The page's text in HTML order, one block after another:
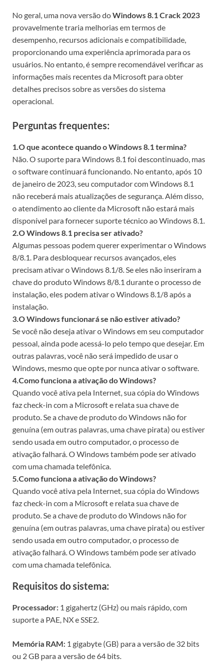
No geral, uma nova versão doWindows 8.1 Crack 2023
provavelmente traria melhorias em termos de
desempenho, recursos adicionais e compatibilidade,
proporcionando uma experiência aprimorada para os
usuários. No entanto, é sempre recomendável verificar as
informações mais recentes da Microsoft para obter
detalhes precisos sobre as versões do sistema
operacional.
Perguntas frequentes:
1.O que acontece quando o Windows 8.1 termina?
Não. O suporte para Windows 8.1 foi descontinuado, mas
o software continuará funcionando. No entanto, após 10
de janeiro de 2023, seu computador com Windows 8.1
não receberá mais atualizações de segurança. Além disso,
o atendimento ao cliente da Microsoft não estará mais
disponível para fornecer suporte técnico ao Windows 8.1.
2.O Windows 8.1 precisa ser ativado?
Algumas pessoas podem querer experimentar o Windows
8/8.1. Para desbloquear recursos avançados, eles
precisam ativar o Windows 8.1/8. Se eles não inseriram a
chave do produto Windows 8/8.1 durante o processo de
instalação, eles podem ativar o Windows 8.1/8 após a
instalação.
3.O Windows funcionará se não estiver ativado?
Se você não deseja ativar o Windows em seu computador
pessoal, ainda pode acessá-lo pelo tempo que desejar. Em
outras palavras, você não será impedido de usar o
Windows, mesmo que opte por nunca ativar o software.
4.Como funciona a ativação do Windows?
Quando você ativa pela Internet, sua cópia do Windows
faz check-in com a Microsoft e relata sua chave de
produto. Se a chave de produto do Windows não for
genuína (em outras palavras, uma chave pirata) ou estiver
sendo usada em outro computador, o processo de
ativação falhará. O Windows também pode ser ativado
com uma chamada telefônica.
5.Como funciona a ativação do Windows?
Quando você ativa pela Internet, sua cópia do Windows
faz check-in com a Microsoft e relata sua chave de
produto. Se a chave de produto do Windows não for
genuína (em outras palavras, uma chave pirata) ou estiver
sendo usada em outro computador, o processo de
ativação falhará. O Windows também pode ser ativado
com uma chamada telefônica.
Requisitos do sistema:
Processador: 1 gigahertz (GHz) ou mais rápido, com
suporte a PAE, NX e SSE2.
Memória RAM: 1 gigabyte (GB) para a versão de 32 bits
ou 2 GB para a versão de 64 bits.